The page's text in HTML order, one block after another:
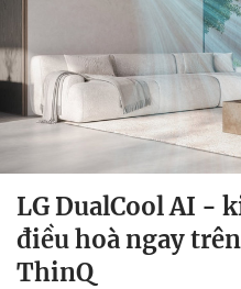
LG DualCool AI -
điều hoà ngay
ThinQ